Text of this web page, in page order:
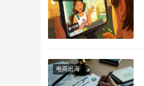
电商出海